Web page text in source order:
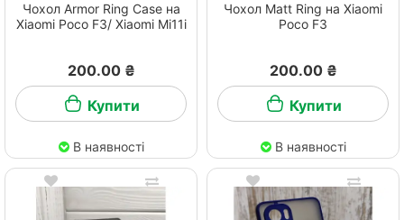
Чохол Armor Ring Case на
Xiaomi Poco F3/ Xiaomi Mi11i
200.00 ₴
Купити
В наявності
Чохол Matt Ring на Xiaomi
Poco F3
200.00 ₴
Купити
В наявності